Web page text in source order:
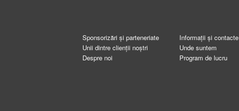
Sponsorizări și parteneriate
Unii dintre clienții noștri
Despre noi
Informații și contacte
Unde suntem
Program de lucru